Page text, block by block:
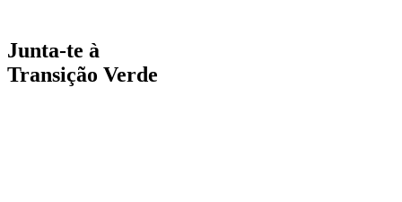
Junta-te à
Transição Verde